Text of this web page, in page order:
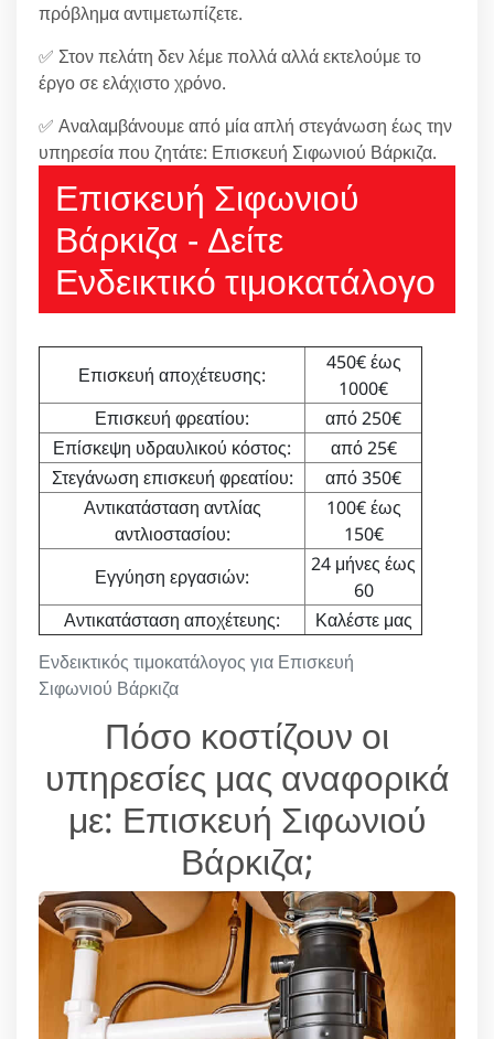
πρόβλημα αντιμετωπίζετε.
✅ Στον πελάτη δεν λέμε πολλά αλλά εκτελούμε το
έργο σε ελάχιστο χρόνο.
✅ Αναλαμβάνουμε από μία απλή στεγάνωση έως την
υπηρεσία που ζητάτε: Επισκευή Σιφωνιού Βάρκιζα.
Επισκευή Σιφωνιού
Βάρκιζα - Δείτε
Ενδεικτικό τιμοκατάλογο
Ενδεικτικός τιμοκατάλογος για Επισκευή
Σιφωνιού Βάρκιζα
Επισκευή αποχέτευσης:
450€ έως
1000€
Επισκευή φρεατίου:
από 250€
Επίσκεψη υδραυλικού κόστος:
από 25€
Στεγάνωση επισκευή φρεατίου:
από 350€
Αντικατάσταση αντλίας
αντλιοστασίου:
100€ έως
150€
Εγγύηση εργασιών:
24 μήνες έως
60
Αντικατάσταση αποχέτευης:
Καλέστε μας
Πόσο κοστίζουν οι
υπηρεσίες μας αναφορικά
με: Επισκευή Σιφωνιού
Βάρκιζα;